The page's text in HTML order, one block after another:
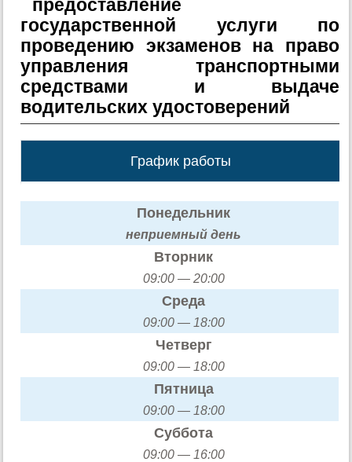
предоставление
государственной услуги по
проведению экзаменов на право
управления транспортными
средствами и выдаче
водительских удостоверений
График работы
Понедельник
неприемный день
Вторник
09:00 — 20:00
Среда
09:00 — 18:00
Четверг
09:00 — 18:00
Пятница
09:00 — 18:00
Суббота
09:00 — 16:00